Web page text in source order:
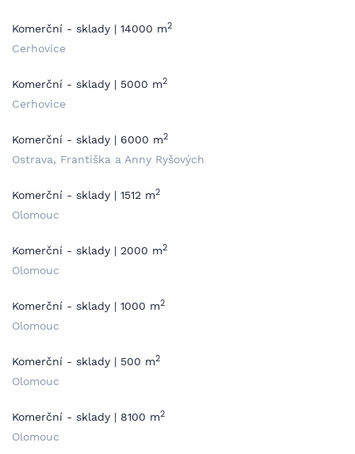
Komerční - sklady | 14000 m2
Cerhovice
Komerční - sklady | 5000 m2
Cerhovice
Komerční - sklady | 6000 m2
Ostrava, Františka a Anny Ryšových
Komerční - sklady | 1512 m2
Olomouc
Komerční - sklady | 2000 m2
Olomouc
Komerční - sklady | 1000 m2
Olomouc
Komerční - sklady | 500 m2
Olomouc
Komerční - sklady | 8100 m2
Olomouc